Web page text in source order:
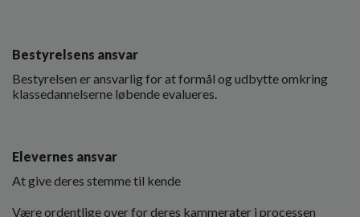
Bestyrelsens ansvar
Bestyrelsen er ansvarlig for at formål og udbytte omkring
klassedannelserne løbende evalueres.
Elevernes ansvar
At give deres stemme til kende
Være ordentlige over for deres kammerater i processen